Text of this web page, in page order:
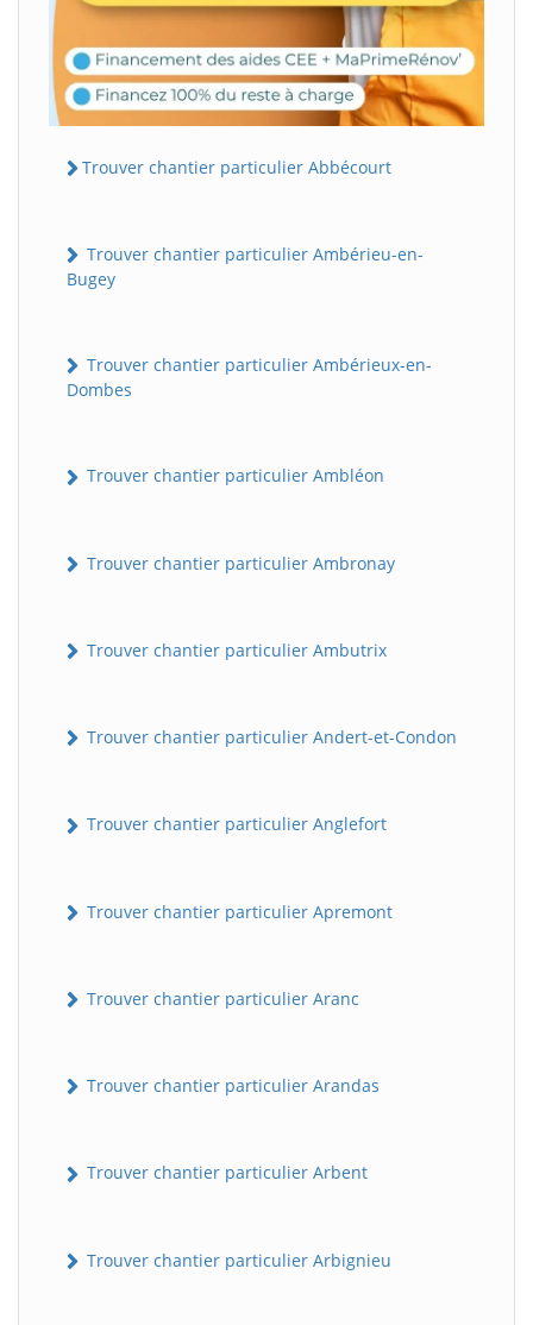
Trouver chantier particulier Abbécourt
Trouver chantier particulier Ambérieu-en-
Bugey
Trouver chantier particulier Ambérieux-en-
Dombes
Trouver chantier particulier Ambléon
Trouver chantier particulier Ambronay
Trouver chantier particulier Ambutrix
Trouver chantier particulier Andert-et-Condon
Trouver chantier particulier Anglefort
Trouver chantier particulier Apremont
Trouver chantier particulier Aranc
Trouver chantier particulier Arandas
Trouver chantier particulier Arbent
Trouver chantier particulier Arbignieu